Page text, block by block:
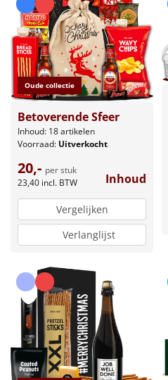
Oude collectie
Betoverende Sfeer
Inhoud: 18 artikelen
Voorraad: Uitverkocht
20,- per stuk
23,40 incl. BTW Inhoud
Vergelijken
Verlanglijst